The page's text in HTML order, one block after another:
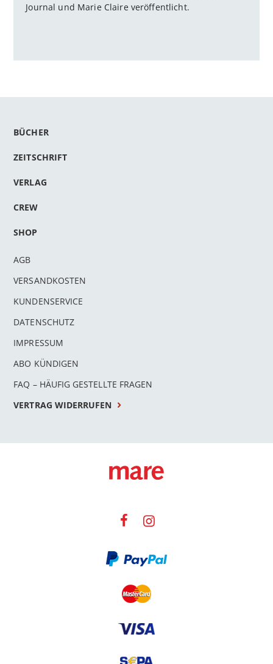
Journal und Marie Claire veröffentlicht.
BÜCHER
ZEITSCHRIFT
VERLAG
CREW
SHOP
AGB
VERSANDKOSTEN
KUNDENSERVICE
DATENSCHUTZ
IMPRESSUM
ABO KÜNDIGEN
FAQ – HÄUFIG GESTELLTE FRAGEN
VERTRAG WIDERRUFEN